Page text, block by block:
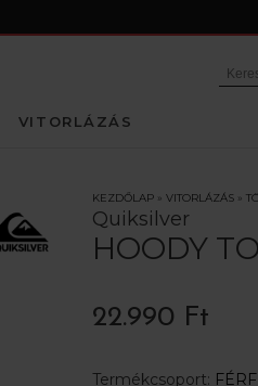
VITORLÁZÁS
KEZDŐLAP» VITORLÁZÁS»
Quiksilver
HOODY
22.990 Ft
Termékcsoport: